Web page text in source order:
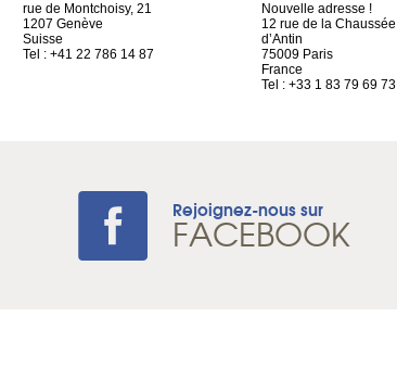
rue de Montchoisy, 21
1207 Genève
Suisse
Tel : +41 22 786 14 87
Nouvelle adresse !
12 rue de la Chaussée
d’Antin
75009 Paris
France
Tel : +33 1 83 79 69 73
Rejoignez-nous sur
FACEBOOK